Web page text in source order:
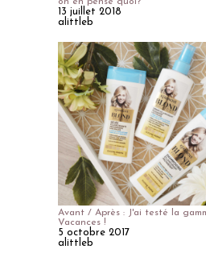
13 juillet 2018
alittleb
Avant / Après : J'ai testé la
Vacances !
5 octobre 2017
alittleb